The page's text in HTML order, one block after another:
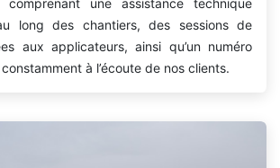
long des chantiers, des sessions de
aux applicateurs, ainsi qu’un numéro
à l’écoute de nos clients.